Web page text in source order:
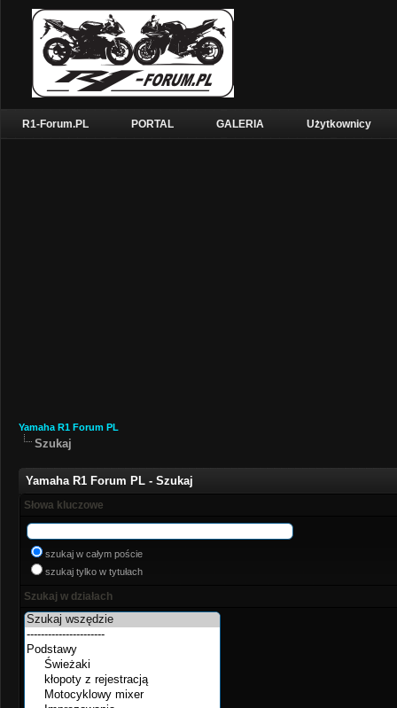
R1-Forum.PL PORTAL GALERIA Użytkownicy
Yamaha R1 Forum PL
Szukaj
Yamaha R1 Forum PL - Szukaj
Słowa kluczowe
szukaj w całym poście
szukaj tylko w tytułach
Szukaj w działach